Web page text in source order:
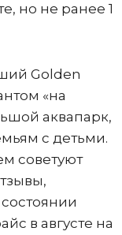
но не ранее 1
Golden
«на
аквапарк,
с детьми.
советуют
в августе на